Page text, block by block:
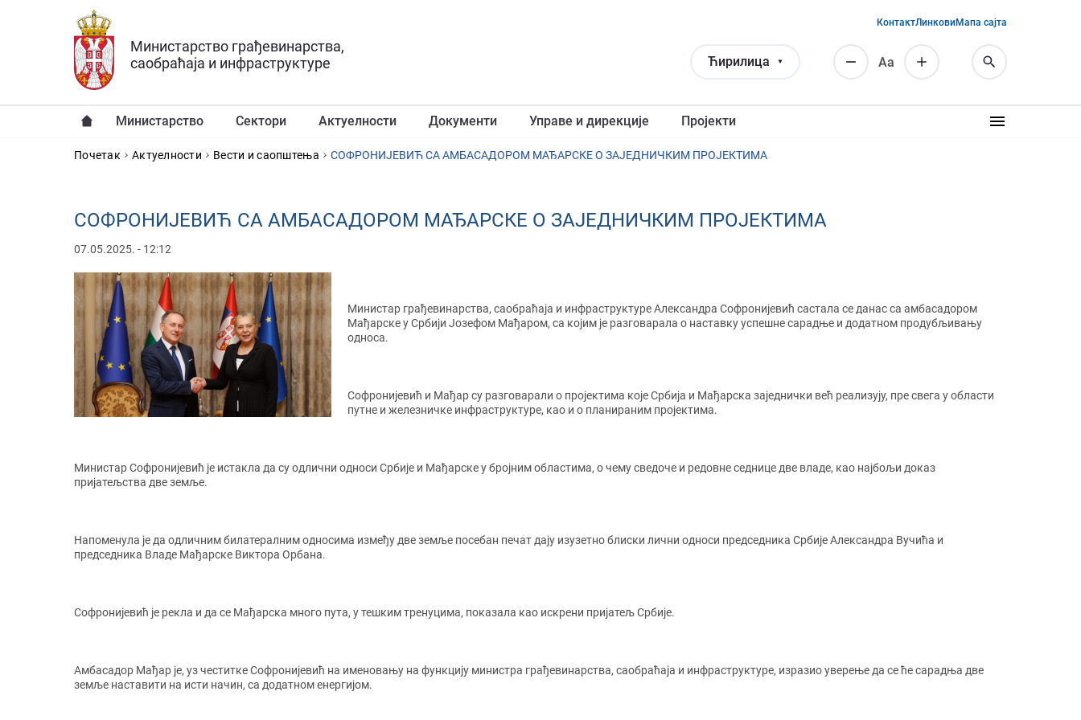
Прескочи на главни део садржаја
Министарство грађевинарства,
саобраћаја и инфраструктуре
Ћирилица Аа
КонтактЛинковиМапа сајта
Министарство Сектори Актуелности Документи Управе и дирекције Пројекти
YOU ARE HERE
Почетак Актуелности Вести и саопштења СОФРОНИЈЕВИЋ СА АМБАСАДОРОМ МАЂАРСКЕ О ЗАЈЕДНИЧКИМ ПРОЈЕКТИМА
СОФРОНИЈЕВИЋ СА АМБАСАДОРОМ МАЂАРСКЕ О ЗАЈЕДНИЧКИМ ПРОЈЕКТИМА
07.05.2025. - 12:12
Министар грађевинарства, саобраћаја и инфраструктуре Александра Софронијевић састала се данас са амбасадором
Мађарске у Србији Јозефом Мађаром, са којим је разговарала о наставку успешне сарадње и додатном продубљивању
односа.
Софронијевић и Мађар су разговарали о пројектима које Србија и Мађарска заједнички већ реализују, пре свега у области
путне и железничке инфраструктуре, као и о планираним пројектима.
Министар Софронијевић је истакла да су одлични односи Србије и Мађарске у бројним областима, о чему сведоче и редовне седнице две владе, као најбољи доказ
пријатељства две земље.
Напоменула је да одличним билатералним односима између две земље посебан печат дају изузетно блиски лични односи председника Србије Александра Вучића и
председника Владе Мађарске Виктора Орбана.
Софронијевић је рекла и да се Мађарска много пута, у тешким тренуцима, показала као искрени пријатељ Србије.
Амбасадор Мађар је, уз честитке Софронијевић на именовању на функцију министра грађевинарства, саобраћаја и инфраструктуре, изразио уверење да се ће сарадња две
земље наставити на исти начин, са додатном енергијом.